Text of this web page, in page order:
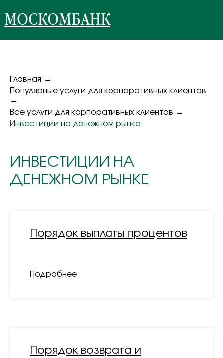
МОСКОМБАНК
Главная →
Популярные услуги для корпоративных клиентов
→
Все услуги для корпоративных клиентов →
Инвестиции на денежном рынке
ИНВЕСТИЦИИ НА
ДЕНЕЖНОМ РЫНКЕ
Порядок выплаты процентов
Подробнее
Порядок возврата и